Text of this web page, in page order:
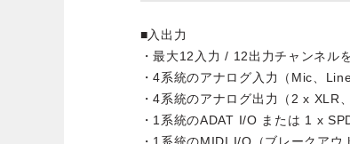
■入出力
・最大12入力 / 12出力チャンネル
・4系統のアナログ入力（Mic、
・4系統のアナログ出力（2 x XLR
・1系統のADAT I/O または 1 x